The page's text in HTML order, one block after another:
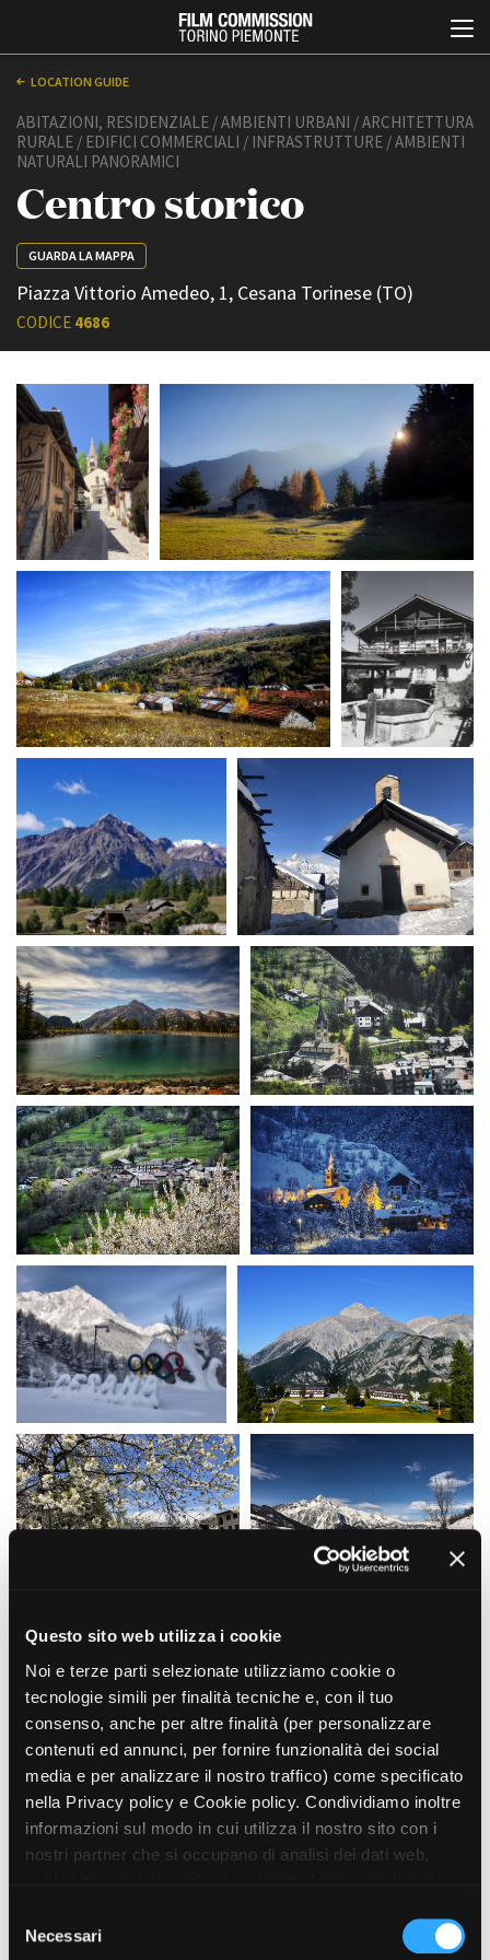
Questo sito web utilizza i cookie
Noi e terze parti selezionate utilizziamo cookie o
tecnologie simili per finalità tecniche e, con il tuo
consenso, anche per altre finalità (per personalizzare
contenuti ed annunci, per fornire funzionalità dei social
media e per analizzare il nostro traffico) come specificato
nella Privacy policy e Cookie policy. Condividiamo inoltre
informazioni sul modo in cui utilizza il nostro sito con i
nostri partner che si occupano di analisi dei dati web,
raccolto dal suo utilizzo dei loro servizi. Puoi liberamente
Necessari
Italiano
ABOUT
Chi siamo
Storia della Fondazione
Contatti
La sede
Partner
Rete regionale
Bilancio sociale
Amministrazione
trasparente
Bandi e gare
Sostenibilità ambientale
SERVIZI
Servizi generali
Location scouting
Sala Casting
Sala Paolo Tenna
FILM FUNDS
Piemonte Film Tv Fund
Piemonte Film Tv
Development Fund
Piemonte Doc Film Fund
Short Film Fund
PRODUCTION GUIDE
Società di produzione
Strutture di servizio
Professionisti
Attrici-Attori
Beginners
LOCATION GUIDE
FILM DATABASE
BOOK DATABASE
NEWS
CASTING
EVENTI, SPECIALI
Anteprime in Piemonte
TFI Torino Film Industry -
Avenue Cove - Erasmus +
Guarda che storia!
La Grazia - Immagini e
location della Torino di Paolo
Sorrentino
Open Day
Ciak in TOur!
FESTIVAL, MARKETS,
AWARDS
International Film Festival
Rotterdam
Berlinale Internationalen
Filmfestspiele Berlin
Festival de Cannes
Biografilm Festival - Bio to B
Industry Days
Locarno Film Festival
Mostra Internazionale d’Arte
Cinematografica Venezia
Toronto International Film
Festival
Festa del Cinema di Roma
Torino Film Festival
David di Donatello
Nastri d’Argento
Premio Solinas
STRUMENTI
Location - Accedi al tuo
profilo
Location - Nuovo utente
Newsletter
Lavora con noi
Elenco Operatori Economici
per affidamento lavori in
economia
Cookie policy
Whistleblowing
Credits
LOCATION GUIDE
ABITAZIONI, RESIDENZIALE / AMBIENTI URBANI / ARCHITETTURA
RURALE / EDIFICI COMMERCIALI / INFRASTRUTTURE / AMBIENTI
NATURALI PANORAMICI
Centro storico
GUARDA LA MAPPA
Piazza Vittorio Amedeo, 1, Cesana Torinese (TO)
CODICE 4686